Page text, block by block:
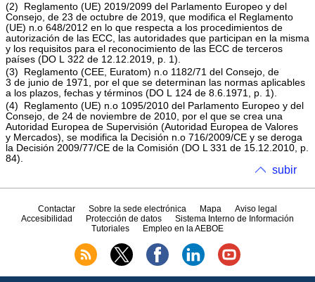
(2) Reglamento (UE) 2019/2099 del Parlamento Europeo y del
Consejo, de 23 de octubre de 2019, que modifica el Reglamento
(UE) n. o 648/2012 en lo que respecta a los procedimientos de
autorización de las ECC, las autoridades que participan en la misma
y los requisitos para el reconocimiento de las ECC de terceros
países (DO L 322 de 12.12.2019, p. 1 ).
(3) Reglamento (CEE, Euratom) n. o 1182/71 del Consejo, de
3 de junio de 1971, por el que se determinan las normas aplicables
a los plazos, fechas y términos (DO L 124 de 8.6.1971, p. 1 ).
(4) Reglamento (UE) n.o 1095/2010 del Parlamento Europeo y del
Consejo, de 24 de noviembre de 2010, por el que se crea una
Autoridad Europea de Supervisión (Autoridad Europea de Valores
y Mercados), se modifica la Decisión n.o 716/2009/CE y se deroga
la Decisión 2009/77/CE de la Comisión (DO L 331 de 15.12.2010, p.
84).
subir
Contactar Sobre la sede electrónica Mapa
Aviso legal
Accesibilidad
Protección de datos
Sistema Interno de Información
Tutoriales
Empleo en la AEBOE